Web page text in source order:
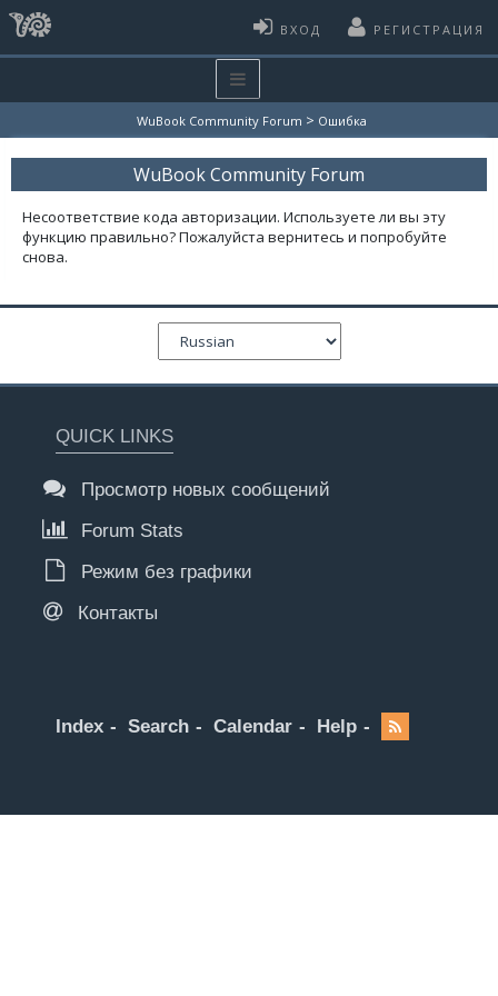
ВХОД РЕГИСТРАЦИЯ
WuBook Community Forum > Ошибка
WuBook Community Forum
Несоответствие кода авторизации. Используете ли вы эту
функцию правильно? Пожалуйста вернитесь и попробуйте
снова.
QUICK LINKS
Просмотр новых сообщений
Forum Stats
Режим без графики
Контакты
Index Search Calendar Help